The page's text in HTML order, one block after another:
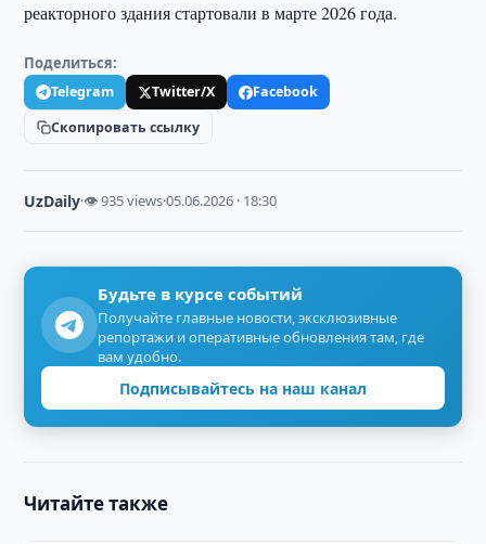
реакторного здания стартовали в марте 2026 года.
Поделиться:
Telegram Twitter/X
Facebook
Скопировать ссылку
UzDaily·👁 935 views·05.06.2026 · 18:30
Будьте в курсе событий
Получайте главные новости, эксклюзивные
репортажи и оперативные обновления там, где
вам удобно.
Подписывайтесь на наш канал
Читайте также